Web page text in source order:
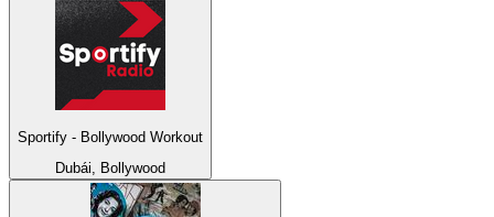
Sportify - Bollywood Workout
Dubái, Bollywood